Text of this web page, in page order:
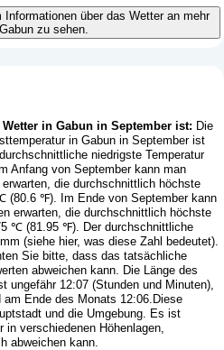
über das Wetter an mehr
zu sehen.
in Gabun in September ist: Die
in Gabun in September ist
niedrigste Temperatur
Anfang von September kann man
erwarten, die durchschnittlich höchste
(80.6 ℉). Im Ende von September kann
erwarten, die durchschnittlich höchste
℃ (81.95 ℉). Der durchschnittliche
(siehe hier, was diese Zahl bedeutet).
Sie bitte, dass das tatsächliche
abweichen kann. Die Länge des
ungefähr 12:07 (Stunden und Minuten),
Ende des Monats 12:06.Diese
und die Umgebung. Es ist
verschiedenen Höhenlagen,
abweichen kann.